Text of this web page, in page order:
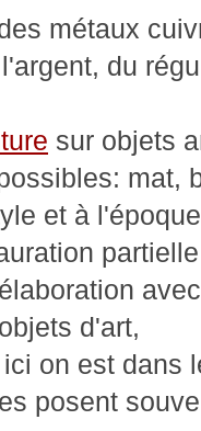
métaux
du
sur objets
mat,
et à
d'art,
ici on est dans
posent